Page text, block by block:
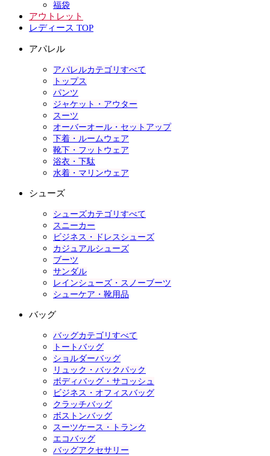
福袋
アウトレット
レディース TOP
アパレル
アパレルカテゴリすべて
トップス
パンツ
ジャケット・アウター
スーツ
オーバーオール・セットアップ
下着・ルームウェア
靴下・フットウェア
浴衣・下駄
水着・マリンウェア
シューズ
シューズカテゴリすべて
スニーカー
ビジネス・ドレスシューズ
カジュアルシューズ
ブーツ
サンダル
レインシューズ・スノーブーツ
シューケア・靴用品
バッグ
バッグカテゴリすべて
トートバッグ
ショルダーバッグ
リュック・バックパック
ボディバッグ・サコッシュ
ビジネス・オフィスバッグ
クラッチバッグ
ボストンバッグ
スーツケース・トランク
エコバッグ
バッグアクセサリー